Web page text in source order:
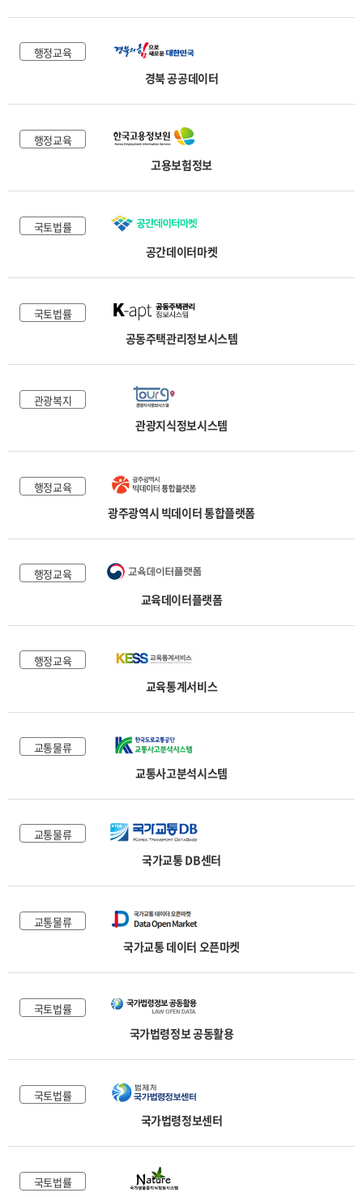
행정교육
경북 공공데이터
행정교육
고용보험정보
국토법률
공간데이터마켓
국토법률
공동주택관리정보시스템
관광복지
관광지식정보시스템
행정교육
광주광역시 빅데이터 통합플랫폼
행정교육
교육데이터플랫폼
행정교육
교육통계서비스
교통물류
교통사고분석시스템
교통물류
국가교통 DB센터
교통물류
국가교통 데이터 오픈마켓
국토법률
국가법령정보 공동활용
국토법률
국가법령정보센터
국토법률